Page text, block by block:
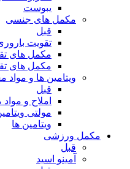
یبوست
مکمل های جنسی
قبل
تقویت
مکمل های
مکمل های
ویتامین ها و مواد
قبل
املاح و
مولتی
ویتامین ها
مکمل ورزشی
قبل
آمینو اسید